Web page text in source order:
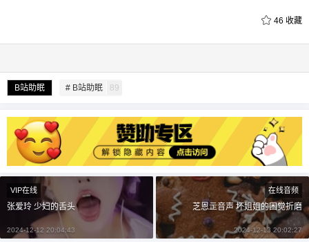
46 收藏
B站助眠 # B站助眠 89
给undefined打赏
20 元 50 元 自定义
VIP在线
张爱玲 少妇的舌头
2024-12-12 20:04:43
在线音频
芝恩㱏音声 坏姐姐的困觉折磨
2024-12-13 20:02:27
您没有权限发布内容，请购买会员或者提升权
6位以上
6位以上